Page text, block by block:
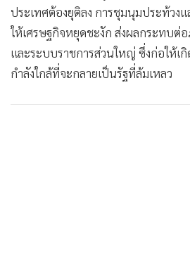
ประเทศต้องยุติลง การชุมนุมประท้วง
ให้เศรษฐกิจหยุดชะงัก ส่งผลกระทบต่
และระบบราชการส่วนใหญ่ ซึ่งก่อให้เ
กำลังใกล้ที่จะกลายเป็นรัฐที่ล้มเหลว